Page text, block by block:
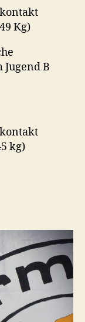
Kg)
B
kg)